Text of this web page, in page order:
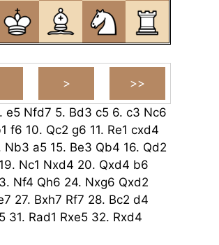
e5 Nfd7 5. Bd3 c5 6. c3 Nc6
f6 10. Qc2 g6 11. Re1 cxd4
Nb3 a5 15. Be3 Qb4 16. Qd2
19. Nc1 Nxd4 20. Qxd4 b6
Nf4 Qh6 24. Nxg6 Qxd2
27. Bxh7 Rf7 28. Bc2 d4
31. Rad1 Rxe5 32. Rxd4